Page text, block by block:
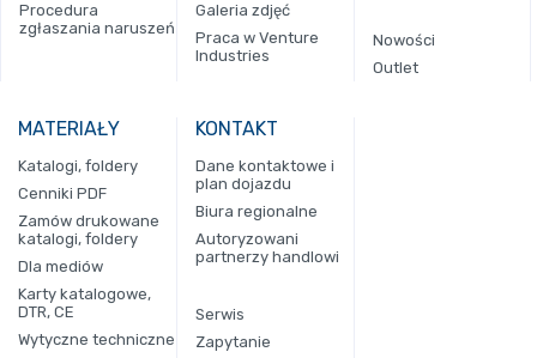
Procedura
zgłaszania naruszeń
Galeria zdjęć
Praca w Venture
Industries
Nowości
Outlet
MATERIAŁY
Katalogi, foldery
Cenniki PDF
Zamów drukowane
katalogi, foldery
Dla mediów
Karty katalogowe,
DTR, CE
Wytyczne techniczne
KONTAKT
Dane kontaktowe i
plan dojazdu
Biura regionalne
Autoryzowani
partnerzy handlowi
Serwis
Zapytanie